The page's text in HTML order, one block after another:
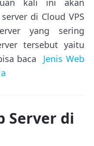
di Cloud VPS
yang sering
tersebut yaitu
baca Jenis Web
Server di